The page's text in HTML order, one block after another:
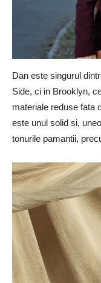
Dan este singurul
Side, ci in Brooklyn,
materiale reduse fata
este unul solid si,
tonurile pamantii,